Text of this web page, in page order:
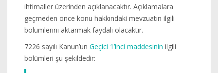
ihtimaller üzerinden açıklanacaktır. Açıklamalara
geçmeden önce konu hakkındaki mevzuatın ilgili
bölümlerini aktarmak faydalı olacaktır.
7226 sayılı Kanun’un Geçici 1’inci maddesinin ilgili
bölümleri şu şekildedir: